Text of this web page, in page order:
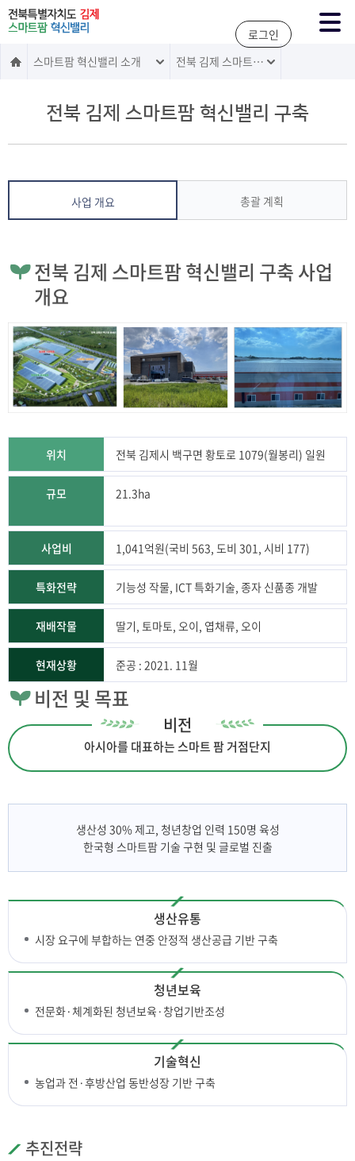
주메뉴 바로가기
본문 바로가기
로그인
스마트팜 혁신밸리 소개
전북 김제 스마트팜 혁신밸리 구축
전북 김제 스마트팜 혁신밸리 구축
사업 개요 총괄 계획
전북 김제 스마트팜 혁신밸리 구축 사업
개요
위치 전북 김제시 백구면 황토로 1079(월봉리) 일원
규모 21.3ha
사업비 1,041억원(국비 563, 도비 301, 시비 177)
특화전략 기능성 작물, ICT 특화기술, 종자 신품종 개발
재배작물 딸기, 토마토, 오이, 엽채류, 오이
현재상황 준공 : 2021. 11월
비전 및 목표
비전
아시아를 대표하는 스마트 팜 거점단지
생산성 30% 제고, 청년창업 인력 150명 육성
한국형 스마트팜 기술 구현 및 글로벌 진출
생산유통
시장 요구에 부합하는 연중 안정적 생산공급 기반 구축
청년보육
전문화·체계화된 청년보육·창업기반조성
기술혁신
농업과 전·후방산업 동반성장 기반 구축
추진전략